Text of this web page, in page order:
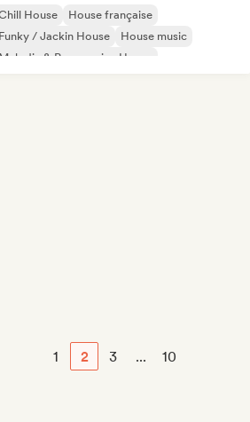
House
House française
Funky / Jackin House
House music
Melodic & Progressive House
1 2 3 ... 10